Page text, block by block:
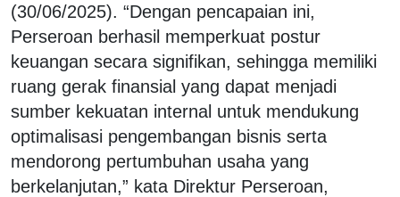
(30/06/2025). “Dengan pencapaian ini,
Perseroan berhasil memperkuat postur
keuangan secara signifikan, sehingga memiliki
ruang gerak finansial yang dapat menjadi
sumber kekuatan internal untuk mendukung
optimalisasi pengembangan bisnis serta
mendorong pertumbuhan usaha yang
berkelanjutan,” kata Direktur Perseroan,